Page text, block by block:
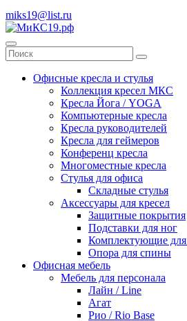
miks19@list.ru
Офисные кресла и стулья
Коллекция кресел МКС
Кресла Йога / YOGA
Компьютерные кресла
Кресла руководителей
Кресла для геймеров
Конференц кресла
Многоместные кресла
Стулья для офиса
Складные стулья
Аксессуары для кресел
Защитные покрытия
Подставки для ног
Комплектующие для
Опора для спины
Офисная мебель
Мебель для персонала
Лайн / Line
Агат
Рио / Rio Base